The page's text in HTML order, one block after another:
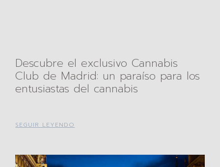
Descubre el exclusivo Cannabis
Club de Madrid: un paraíso para los
entusiastas del cannabis
SEGUIR LEYENDO